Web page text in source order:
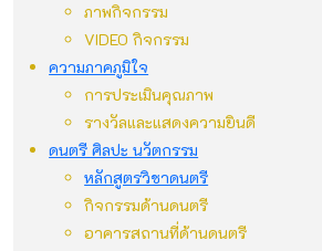
ภาพกิจกรรม
VIDEO กิจกรรม
ความภาคภูมิใจ
การประเมินคุณภาพ
รางวัลและแสดงความยินดี
ดนตรี ศิลปะ นวัตกรรม
หลักสูตรวิชาดนตรี
กิจกรรมด้านดนตรี
อาคารสถานที่ด้านดนตรี